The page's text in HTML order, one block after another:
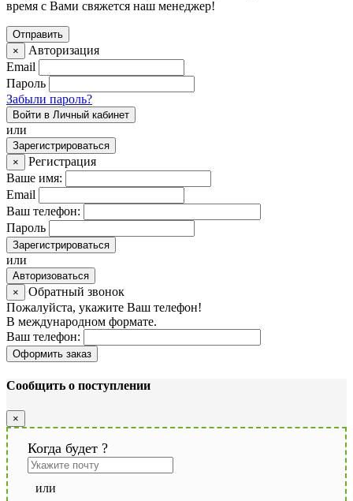
время с Вами свяжется наш менеджер!
×
Авторизация
Email
Пароль
Забыли пароль?
Войти в Личный кабинет
или
Зарегистрироваться
×
Регистрация
Ваше имя:
Email
Ваш телефон:
Пароль
Зарегистрироваться
или
Авторизоваться
×
Обратный звонок
Пожалуйста, укажите Ваш телефон!
В международном формате.
Ваш телефон:
Оформить заказ
Сообщить о поступлении
×
Когда будет ?
или